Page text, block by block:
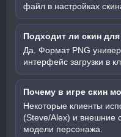
файл в настройках
Подходит ли скин
Да. Формат PNG
интерфейс загрузки в
Почему в игре скин
Некоторые клиенты
(Steve/Alex) и внешние
модели персонажа.